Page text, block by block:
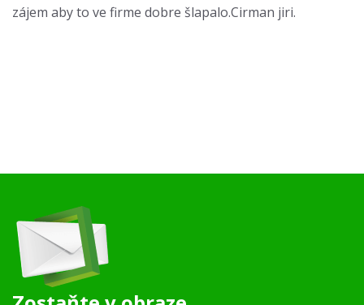
zájem aby to ve firme dobre šlapalo.Cirman jiri.